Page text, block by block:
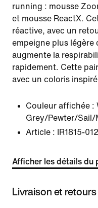
running : mousse
et mousse ReactX.
réactive, avec un
empeigne plus légère
augmente la
rapidement. Cette
avec un coloris
Couleur affichée :
Grey/Pewter/Sail/
Article :
IR1815-012
Afficher les détails du
Livraison et retours